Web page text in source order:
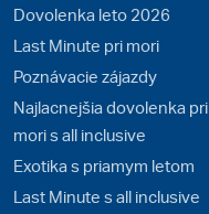
Dovolenka leto 2026
Last Minute pri mori
Poznávacie zájazdy
Najlacnejšia dovolenka pri
mori s all inclusive
Exotika s priamym letom
Last Minute s all inclusive